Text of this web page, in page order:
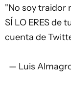
"No soy traidor
SÍ LO ERES de
cuenta de
— Luis